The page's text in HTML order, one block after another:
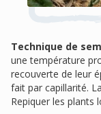
Technique de
une température
recouverte de leur
fait par capillarité.
Repiquer les plants